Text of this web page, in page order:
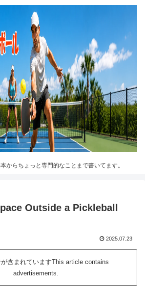
からちょっと専門的なことまで書いてます。
Outside a Pickleball
2025.07.23
含まれていますThis article contains
advertisements.